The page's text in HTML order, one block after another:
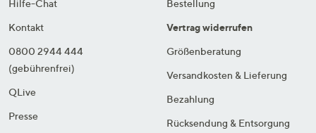
Hilfe-Chat
Kontakt
0800 2944 444
(gebührenfrei)
QLive
Presse
Bestellung
Vertrag widerrufen
Größenberatung
Versandkosten & Lieferung
Bezahlung
Rücksendung & Entsorgung